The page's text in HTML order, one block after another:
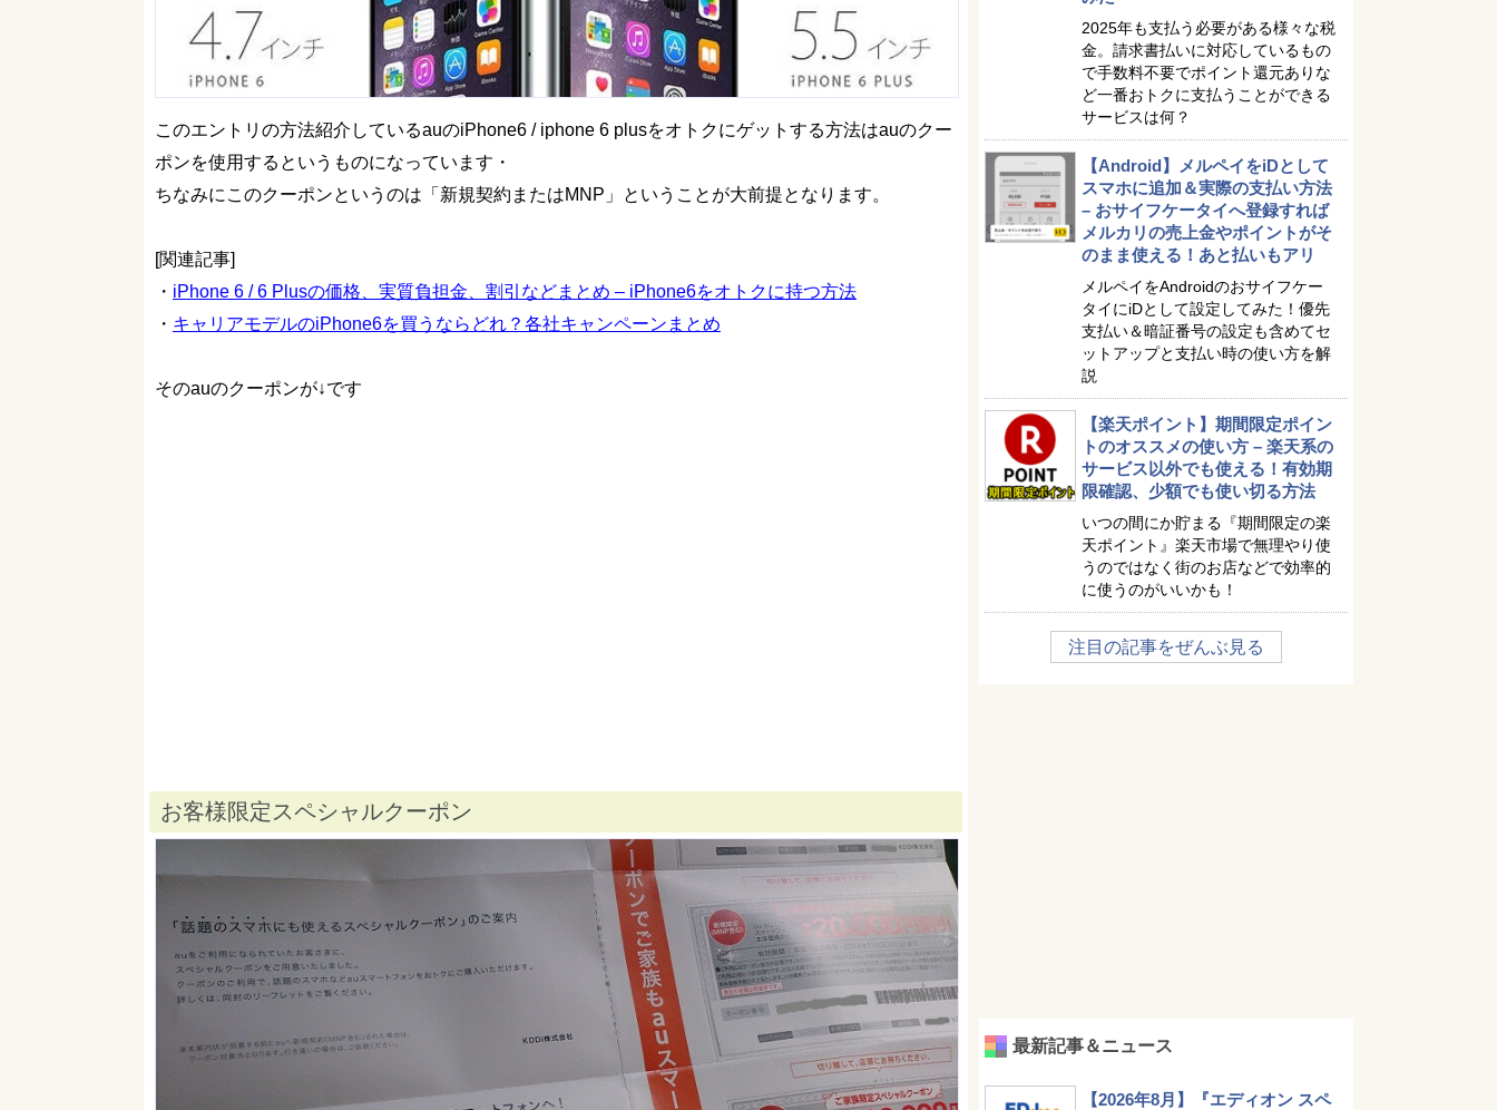
このエントリの方法紹介しているauのiPhone6 / iphone 6 plusをオトクにゲットする方法はauのクー
ポンを使用するというものになっています・
ちなみにこのクーポンというのは「新規契約またはMNP」ということが大前提となります。
[関連記事]
・ iPhone 6 / 6 Plusの価格、実質負担金、割引などまとめ – iPhone6をオトクに持つ方法
・ キャリアモデルのiPhone6を買うならどれ？各社キャンペーンまとめ
そのauのクーポンが↓です
お客様限定スペシャルクーポン
2025年も支払う必要がある様々な税
金。請求書払いに対応しているもの
で手数料不要でポイント還元ありな
ど一番おトクに支払うことができる
サービスは何？
【Android】メルペイをiDとして
スマホに追加＆実際の支払い方法
– おサイフケータイへ登録すれば
メルカリの売上金やポイントがそ
のまま使える！あと払いもアリ
メルペイをAndroidのおサイフケー
タイにiDとして設定してみた！優先
支払い＆暗証番号の設定も含めてセ
ットアップと支払い時の使い方を解
説
【楽天ポイント】期間限定ポイン
トのオススメの使い方 – 楽天系の
サービス以外でも使える！有効期
限確認、少額でも使い切る方法
いつの間にか貯まる『期間限定の楽
天ポイント』楽天市場で無理やり使
うのではなく街のお店などで効率的
に使うのがいいかも！
注目の記事をぜんぶ見る
最新記事＆ニュース
【2026年8月】『エディオン スペ